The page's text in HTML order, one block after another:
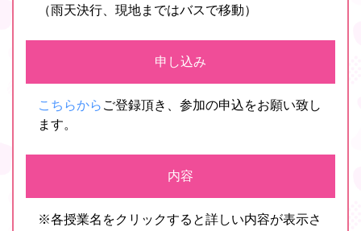
（雨天決行、現地まではバスで移動）
申し込み
こちらから ご登録頂き、参加の申込をお願い致し
ます。
内容
※各授業名をクリックすると詳しい内容が表示さ